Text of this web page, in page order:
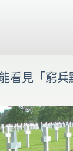
看見「窮